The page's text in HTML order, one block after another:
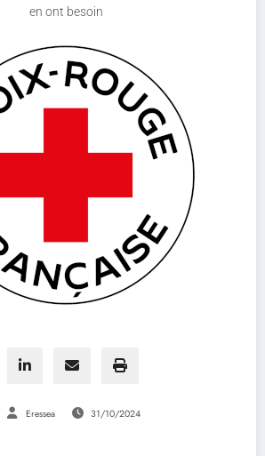
en ont besoin
Eressea 31/10/2024